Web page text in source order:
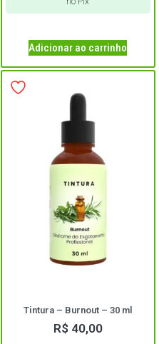
Adicionar ao carrinho
Tintura – Burnout – 30 ml
R$40,00